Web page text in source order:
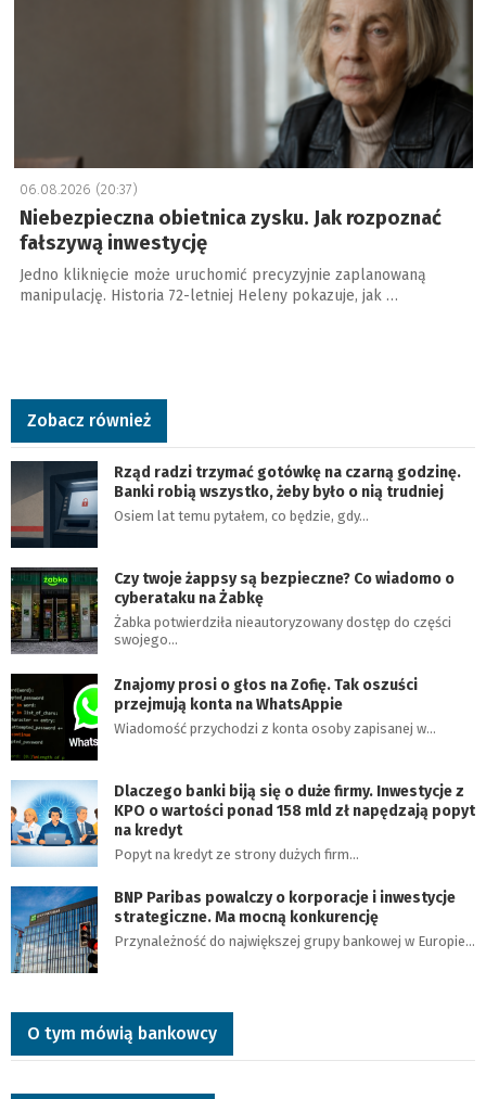
06.08.2026 (20:37)
Niebezpieczna obietnica zysku. Jak rozpoznać
fałszywą inwestycję
Jedno kliknięcie może uruchomić precyzyjnie zaplanowaną
manipulację. Historia 72-letniej Heleny pokazuje, jak …
Zobacz również
Rząd radzi trzymać gotówkę na czarną godzinę.
Banki robią wszystko, żeby było o nią trudniej
Osiem lat temu pytałem, co będzie, gdy…
Czy twoje żappsy są bezpieczne? Co wiadomo o
cyberataku na Żabkę
Żabka potwierdziła nieautoryzowany dostęp do części
swojego…
Znajomy prosi o głos na Zofię. Tak oszuści
przejmują konta na WhatsAppie
Wiadomość przychodzi z konta osoby zapisanej w…
Dlaczego banki biją się o duże firmy. Inwestycje z
KPO o wartości ponad 158 mld zł napędzają popyt
na kredyt
Popyt na kredyt ze strony dużych firm…
BNP Paribas powalczy o korporacje i inwestycje
strategiczne. Ma mocną konkurencję
Przynależność do największej grupy bankowej w Europie…
O tym mówią bankowcy